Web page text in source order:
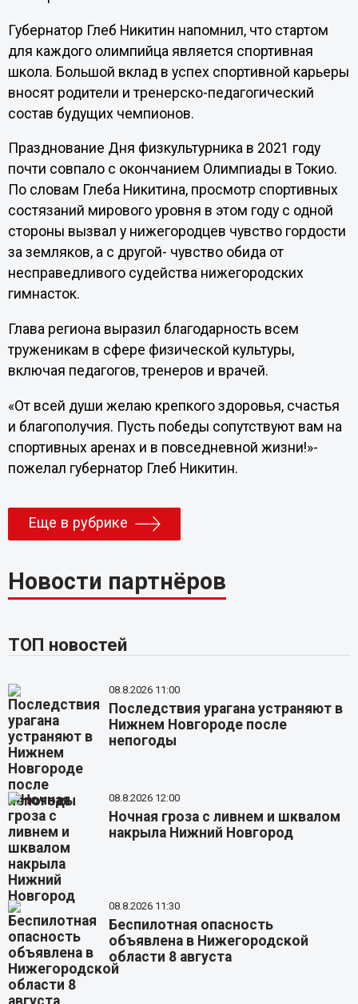
Губернатор Глеб Никитин напомнил, что стартом
для каждого олимпийца является спортивная
школа. Большой вклад в успех спортивной карьеры
вносят родители и тренерско-педагогический
состав будущих чемпионов.
Празднование Дня физкультурника в 2021 году
почти совпало с окончанием Олимпиады в Токио.
По словам Глеба Никитина, просмотр спортивных
состязаний мирового уровня в этом году с одной
стороны вызвал у нижегородцев чувство гордости
за земляков, а с другой- чувство обида от
несправедливого судейства нижегородских
гимнасток.
Глава региона выразил благодарность всем
труженикам в сфере физической культуры,
включая педагогов, тренеров и врачей.
«От всей души желаю крепкого здоровья, счастья
и благополучия. Пусть победы сопутствуют вам на
спортивных аренах и в повседневной жизни!»-
пожелал губернатор Глеб Никитин.
Еще в рубрике
Новости партнёров
ТОП новостей
08.8.2026 11:00
Последствия урагана устраняют в
Нижнем Новгороде после
непогоды
08.8.2026 12:00
Ночная гроза с ливнем и шквалом
накрыла Нижний Новгород
08.8.2026 11:30
Беспилотная опасность
объявлена в Нижегородской
области 8 августа